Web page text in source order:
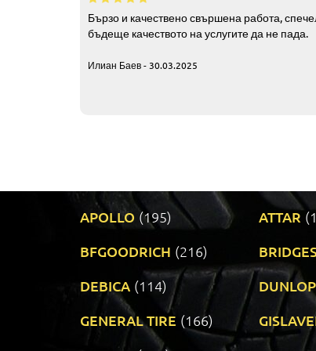
Бързо и качествено свършена работа,
бъдеще качеството на услугите да не пада.
Илиан Баев - 30.03.2025
APOLLO (195) ATTAR
BFGOODRICH (216)
DEBICA (114) DUNLOP
GENERAL TIRE (166)